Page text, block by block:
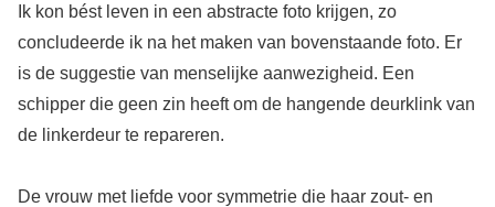
Ik kon bést leven in een abstracte foto krijgen, zo
concludeerde ik na het maken van bovenstaande foto. Er
is de suggestie van menselijke aanwezigheid. Een
schipper die geen zin heeft om de hangende deurklink van
de linkerdeur te repareren.
De vrouw met liefde voor symmetrie die haar zout- en